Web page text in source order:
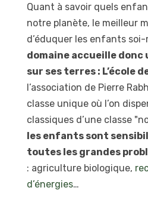
Quant à savoir quels
notre planète, le meilleur
d’éduquer les enfants
domaine accueille donc
sur ses terres : L’école
l’association de Pierre
classe unique où l’on
classiques d’une classe
les enfants sont
toutes les grandes
: agriculture biologique,
d’énergies…